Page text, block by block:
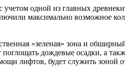
одной из главных
максимально возможное
«зеленая» зона и
поглощать дождевые осадки, а
лифтов, будет служить зоной